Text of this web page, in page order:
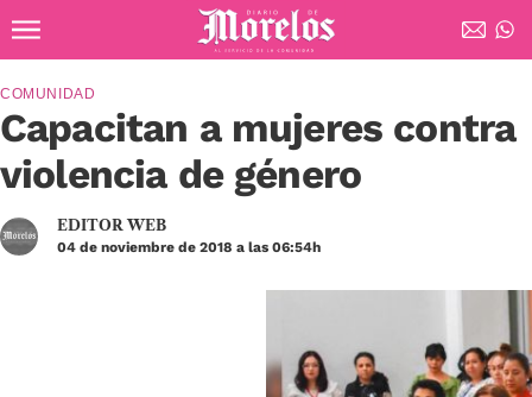
Diario de Morelos
Capacitan a mujeres contra
violencia de género
COMUNIDAD
EDITOR WEB
04 de noviembre de 2018 a las 06:54h